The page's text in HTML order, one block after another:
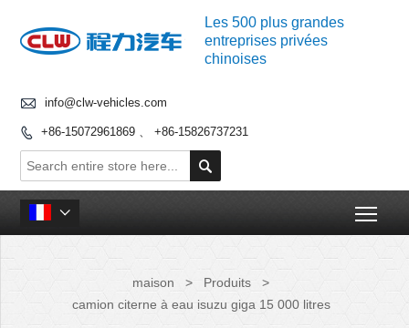
Les 500 plus grandes
entreprises privées
chinoises
 info@clw-vehicles.com
 +86-15072961869 、 +86-15826737231


maison > Produits
>
camion citerne à eau isuzu giga 15 000 litres